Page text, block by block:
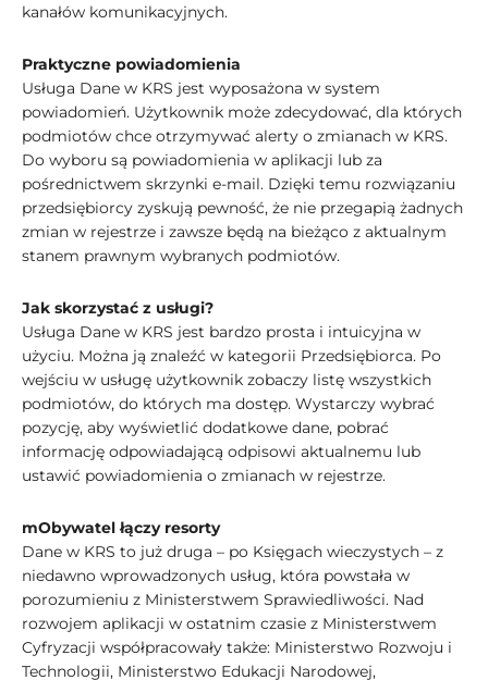
kanałów komunikacyjnych.
Praktyczne powiadomienia
Usługa Dane w KRS jest wyposażona w system
powiadomień. Użytkownik może zdecydować, dla których
podmiotów chce otrzymywać alerty o zmianach w KRS.
Do wyboru są powiadomienia w aplikacji lub za
pośrednictwem skrzynki e-mail. Dzięki temu rozwiązaniu
przedsiębiorcy zyskują pewność, że nie przegapią żadnych
zmian w rejestrze i zawsze będą na bieżąco z aktualnym
stanem prawnym wybranych podmiotów.
Jak skorzystać z usługi?
Usługa Dane w KRS jest bardzo prosta i intuicyjna w
użyciu. Można ją znaleźć w kategorii Przedsiębiorca. Po
wejściu w usługę użytkownik zobaczy listę wszystkich
podmiotów, do których ma dostęp. Wystarczy wybrać
pozycję, aby wyświetlić dodatkowe dane, pobrać
informację odpowiadającą odpisowi aktualnemu lub
ustawić powiadomienia o zmianach w rejestrze.
mObywatel łączy resorty
Dane w KRS to już druga – po Księgach wieczystych – z
niedawno wprowadzonych usług, która powstała w
porozumieniu z Ministerstwem Sprawiedliwości. Nad
rozwojem aplikacji w ostatnim czasie z Ministerstwem
Cyfryzacji współpracowały także: Ministerstwo Rozwoju i
Technologii, Ministerstwo Edukacji Narodowej,